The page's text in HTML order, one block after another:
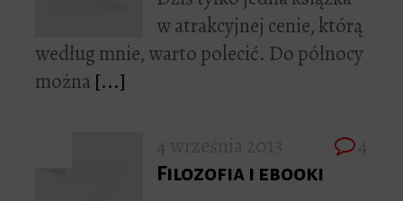
w atrakcyjnej cenie, którą
według mnie, warto polecić. Do północy
można[...]
Filozofia i ebooki